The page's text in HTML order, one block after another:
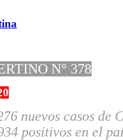
N° 378
nuevos casos de
positivos en el